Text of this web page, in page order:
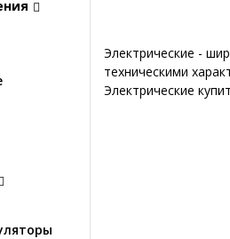
Электрические -
техническими
Электрические